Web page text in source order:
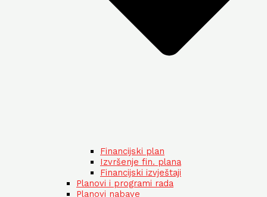
Financijski plan
Izvršenje fin. plana
Financijski izvještaji
Planovi i programi rada
Planovi nabave